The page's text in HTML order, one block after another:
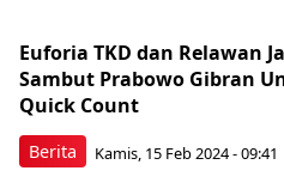
Berita
Euforia TKD dan Relawan
Sambut Prabowo Gibran
Quick Count
Kamis, 15 Feb 2024 - 09:41